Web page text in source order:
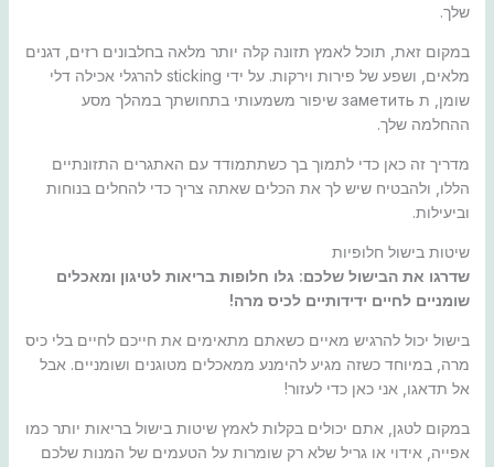
שלך.
במקום זאת, תוכל לאמץ תזונה קלה יותר מלאה בחלבונים רזים, דגנים
מלאים, ושפע של פירות וירקות. על ידי sticking להרגלי אכילה דלי
שומן, ת заметить שיפור משמעותי בתחושתך במהלך מסע
ההחלמה שלך.
מדריך זה כאן כדי לתמוך בך כשתתמודד עם האתגרים התזונתיים
הללו, ולהבטיח שיש לך את הכלים שאתה צריך כדי להחלים בנוחות
וביעילות.
שיטות בישול חלופיות
שדרגו את הבישול שלכם: גלו חלופות בריאות לטיגון ומאכלים
שומניים לחיים ידידותיים לכיס מרה!
בישול יכול להרגיש מאיים כשאתם מתאימים את חייכם לחיים בלי כיס
מרה, במיוחד כשזה מגיע להימנע ממאכלים מטוגנים ושומניים. אבל
אל תדאגו, אני כאן כדי לעזור!
במקום לטגן, אתם יכולים בקלות לאמץ שיטות בישול בריאות יותר כמו
אפייה, אידוי או גריל שלא רק שומרות על הטעמים של המנות שלכם